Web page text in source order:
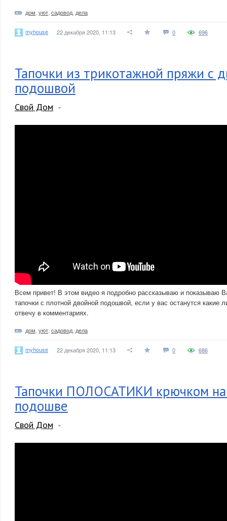
дом уют садовод дела
myhouse 22 декабря 2020, 11:13 0 696
Тапочки из трикотажной пряжи с
подошвой
Свой Дом
Всем привет! В этом видео я подробно рассказываю и показываю
тапочки с плотной двойной подошвой, если у вас останутся какие
отвечу в комментариях.
дом уют садовод дела
myhouse 22 декабря 2020, 11:13 0 686
Тапочки ПОЛОСАТИКИ крючком на
подошве
Свой Дом